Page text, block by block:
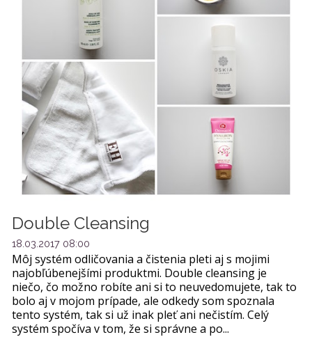
Double Cleansing
18.03.2017 08:00
Môj systém odličovania a čistenia pleti aj s mojimi
najobľúbenejšími produktmi. Double cleansing je
niečo, čo možno robíte ani si to neuvedomujete, tak to
bolo aj v mojom prípade, ale odkedy som spoznala
tento systém, tak si už inak pleť ani nečistím. Celý
systém spočíva v tom, že si správne a po...